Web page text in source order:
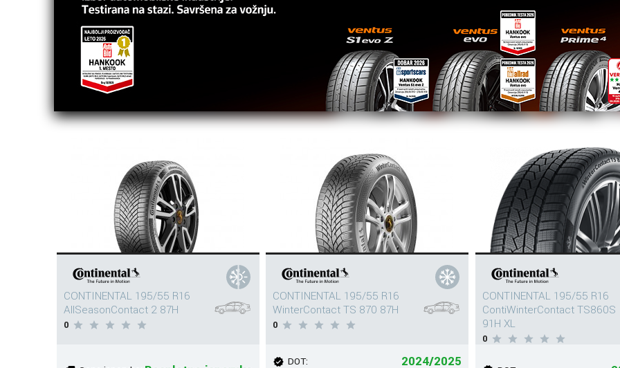
CONTINENTAL 195/55 R16
AllSeasonContact 2 87H
0
CONTINENTAL 195/55 R16
WinterContact TS 870 87H
0
DOT: 2024/2025
CONTINENTAL 195/55 R16
ContiWinterContact TS860S
91H XL
0